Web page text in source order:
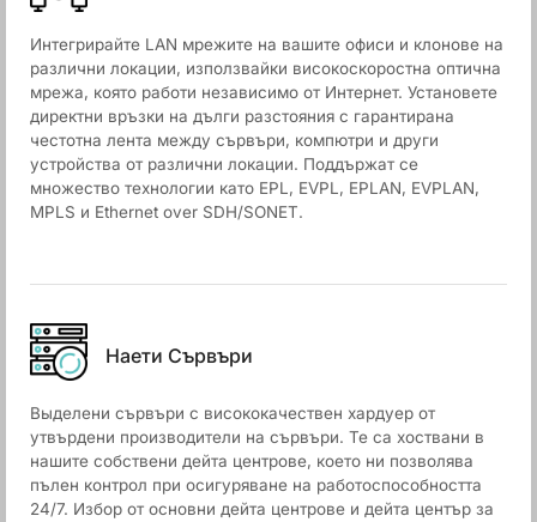
Интегрирайте LAN мрежите на вашите офиси и клонове на
различни локации, използвайки високоскоростна оптична
мрежа, която работи независимо от Интернет. Установете
директни връзки на дълги разстояния с гарантирана
честотна лента между сървъри, компютри и други
устройства от различни локации. Поддържат се
множество технологии като EPL, EVPL, EPLAN, EVPLAN,
MPLS и Ethernet over SDH/SONET.
Наети Сървъри
Выделени сървъри с висококачествен хардуер от
утвърдени производители на сървъри. Те са хоствани в
нашите собствени дейта центрове, което ни позволява
пълен контрол при осигуряване на работоспособността
24/7. Избор от основни дейта центрове и дейта център за